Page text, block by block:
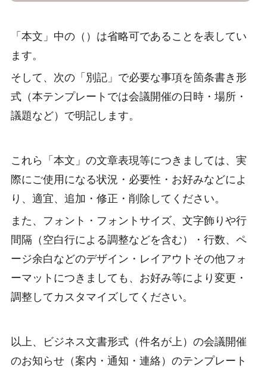
「本文」中の（）は省略可であることを表してい
ます。
そして、次の「別記」で必要な事項を箇条書き形
式（本テンプレートでは会議開催の日時・場所・
議題など）で明記します。
これら「本文」の文章表現等につきましては、実
際にご使用になる状況・必要性・お好みなどによ
り、適宜、追加・修正・削除してください。
また、フォント・フォントサイズ、文字飾りや行
間隔（空白行による調整などを含む）・行数、ペ
ージ余白などのデザイン・レイアウトその他フォ
ーマットにつきましても、お好み等により変更・
調整してカスタマイズしてください。
以上、ビジネス文書形式（件名が上）の会議開催
のお知らせ（案内・通知・連絡）のテンプレート